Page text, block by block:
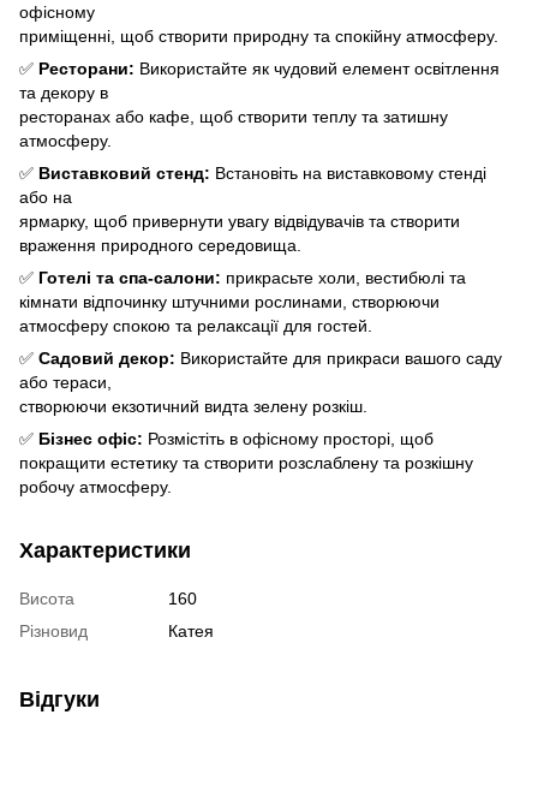
офісному
приміщенні, щоб створити природну та спокійну атмосферу.
✅ Ресторани: Використайте як чудовий елемент освітлення
та декору в
ресторанах або кафе, щоб створити теплу та затишну
атмосферу.
✅ Виставковий стенд: Встановіть на виставковому стенді
або на
ярмарку, щоб привернути увагу відвідувачів та створити
враження природного середовища.
✅ Готелі та спа-салони: прикрасьте холи, вестибюлі та
кімнати відпочинку штучними рослинами, створюючи
атмосферу спокою та релаксації для гостей.
✅ Садовий декор: Використайте для прикраси вашого саду
або тераси,
створюючи екзотичний видта зелену розкіш.
✅ Бізнес офіс: Розмістіть в офісному просторі, щоб
покращити естетику та створити розслаблену та розкішну
робочу атмосферу.
Характеристики
Висота
160
Різновид
Катея
Відгуки